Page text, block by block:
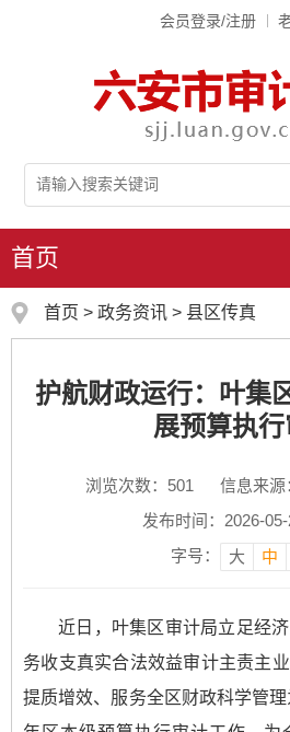
会员登录/注册
首页
首页 > 政务资讯 > 县区传真
护航财政运行：叶集
展预算执
浏览次数： 501
信息来源
发布时间：2026-
字号：
大 中
近日，叶集区审计局立足经
务收支真实合法效益审计主责主
提质增效、服务全区财政科学管